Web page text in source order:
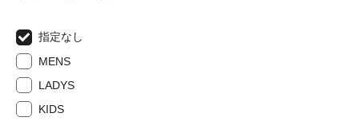
指定なし
MENS
LADYS
KIDS